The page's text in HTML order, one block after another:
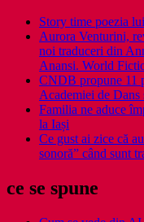
Story time poezia
Aurora Venturini,
noi traduceri din
Anansi. World
CNDB propune 11
Academiei de Dans
Familia ne aduce
la Iași
Ce gust ai zice că
sonoră” când sunt
ce se spune